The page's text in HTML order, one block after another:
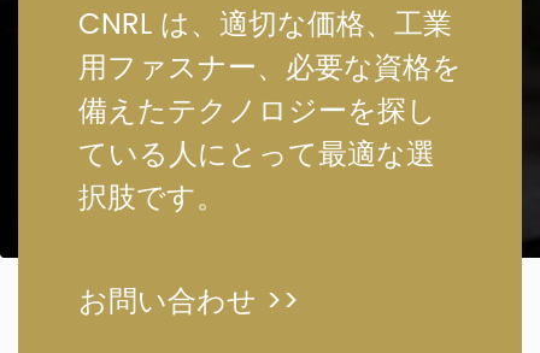
CNRL は、適切な価格、工業
用ファスナー、必要な資格を
備えたテクノロジーを探し
ている人にとって最適な選
択肢です。
お問い合わせ >>